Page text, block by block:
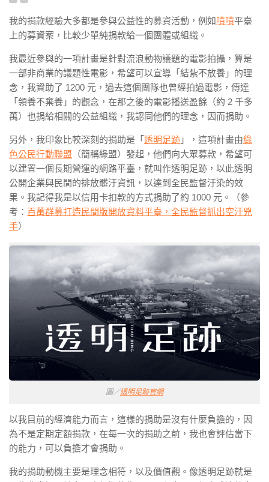
我的捐款經驗大多都是參與公益性的募資活動，例如嘖嘖平臺
上的募資案，比較少單純捐款給一個團體或組織。
我最近參與的一項計畫是針對流浪動物議題的電影拍攝，算是
一部非商業的議題性電影，希望可以宣導「結紮不放養」的理
念，我資助了 1200 元，過去這個團隊也曾經拍過電影，傳達
「領養不棄養」的觀念，在那之後的電影播送盈餘（約 2 千多
萬）也捐給相關的公益組織，我認同他們的理念，因而捐助。
另外，我印象比較深刻的捐助是「 透明足跡 」，這項計畫由綠
色公民行動聯盟 （簡稱綠盟）發起，他們向大眾募款，希望可
以建置一個長期營運的網路平臺，就叫作透明足跡，以此透明
公開企業與民間的排放髒汙資訊，以達到全民監督汙染的效
果。我記得我是以信用卡扣款的方式捐助了約 1000 元。（參
考： 百萬群募打造民間版開放資料平臺，全民監督抓出空汙兇
手）
圖／透明足跡官網
以我目前的經濟能力而言，這樣的捐助是沒有什麼負擔的，因
為不是定期定額捐款，在每一次的捐助之前，我也會評估當下
的能力，可以負擔才會捐助。
我的捐助動機主要是理念相符，以及價值觀。像透明足跡就是